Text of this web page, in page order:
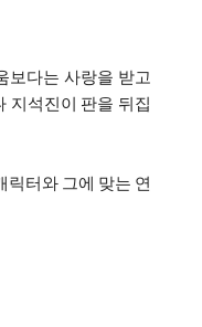
보다는 사랑을 받고
지석진이 판을 뒤집
릭터와 그에 맞는 연